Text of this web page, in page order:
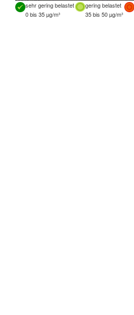
sehr gering belastet gering belastet
0 bis 35 µg/m³
35 bis 50 µg/m³